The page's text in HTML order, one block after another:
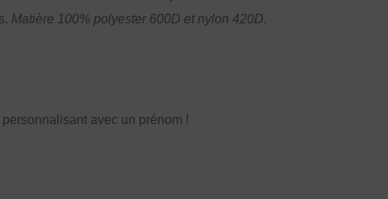
Matière 100% polyester 600D et nylon 420D.
avec un prénom !